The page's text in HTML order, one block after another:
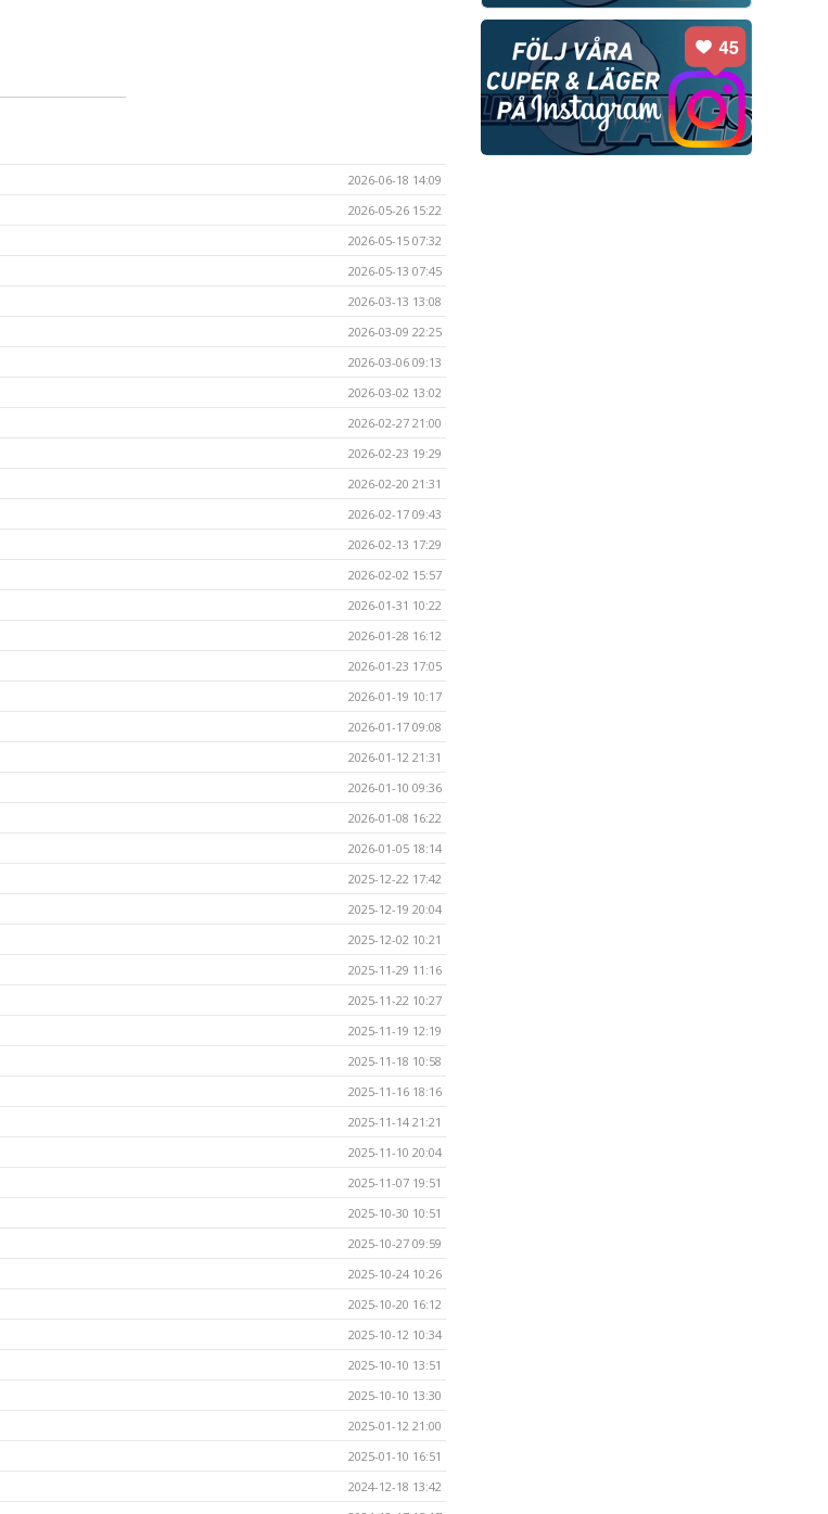
2026-06-18 14:09
2026-05-26 15:22
2026-05-15 07:32
2026-05-13 07:45
2026-03-13 13:08
2026-03-09 22:25
2026-03-06 09:13
2026-03-02 13:02
2026-02-27 21:00
2026-02-23 19:29
2026-02-20 21:31
2026-02-17 09:43
2026-02-13 17:29
2026-02-02 15:57
2026-01-31 10:22
2026-01-28 16:12
2026-01-23 17:05
2026-01-19 10:17
2026-01-17 09:08
2026-01-12 21:31
2026-01-10 09:36
2026-01-08 16:22
2026-01-05 18:14
2025-12-22 17:42
2025-12-19 20:04
2025-12-02 10:21
2025-11-29 11:16
2025-11-22 10:27
2025-11-19 12:19
2025-11-18 10:58
2025-11-16 18:16
2025-11-14 21:21
2025-11-10 20:04
2025-11-07 19:51
2025-10-30 10:51
2025-10-27 09:59
2025-10-24 10:26
2025-10-20 16:12
2025-10-12 10:34
2025-10-10 13:51
2025-10-10 13:30
2025-01-12 21:00
2025-01-10 16:51
2024-12-18 13:42